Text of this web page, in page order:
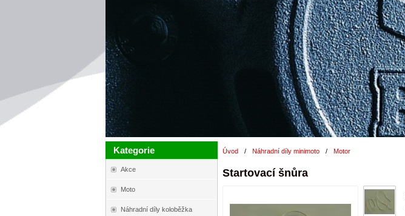
Kategorie
Akce
Moto
Náhradní díly koloběžka
Úvod / Náhradní díly minimoto / Motor
Startovací šnůra